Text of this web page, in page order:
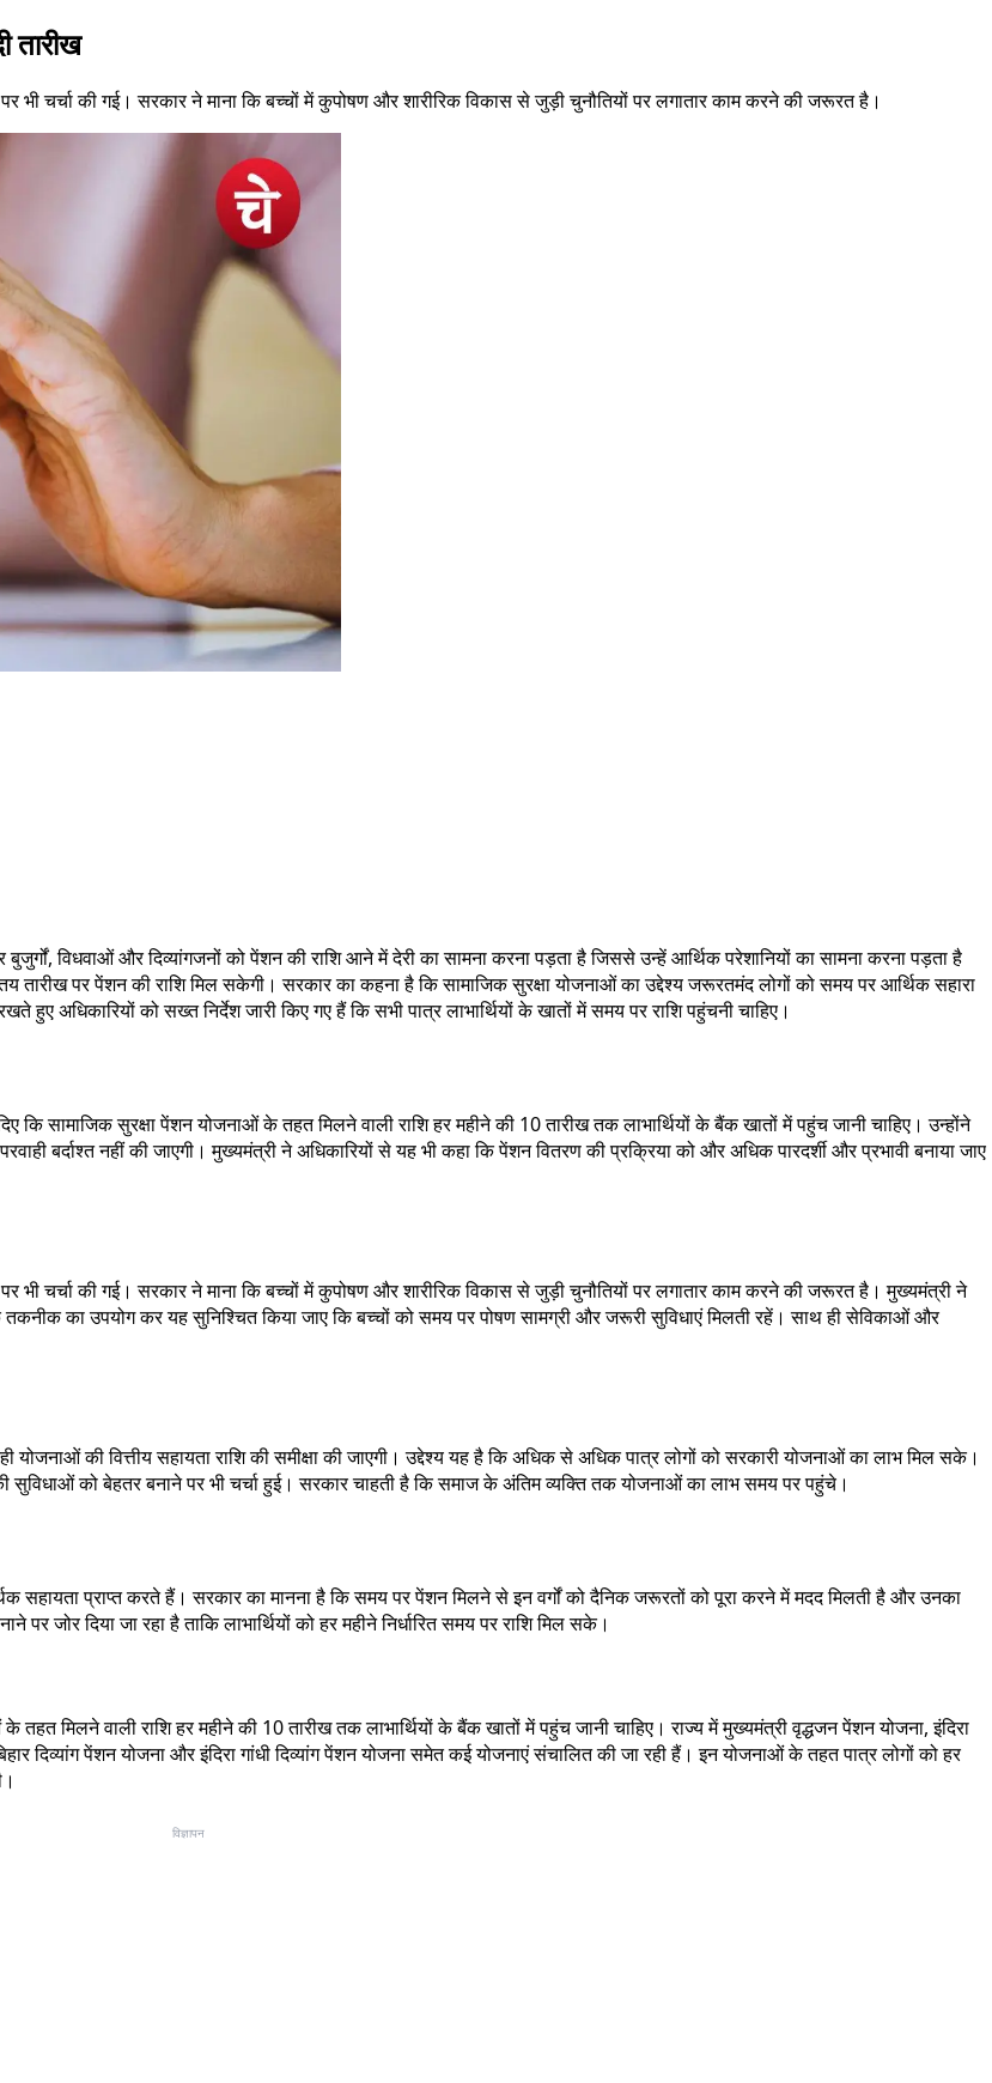
तारीख
भी चर्चा की गई। सरकार ने माना कि बच्चों में कुपोषण और शारीरिक विकास से जुड़ी चुनौतियों पर लगातार काम करने की जरूरत है।
विधवाओं और दिव्यांगजनों को पेंशन की राशि आने में देरी का सामना करना पड़ता है जिससे उन्हें आर्थिक परेशानियों का सामना करना पड़ता है
तारीख पर पेंशन की राशि मिल सकेगी। सरकार का कहना है कि सामाजिक सुरक्षा योजनाओं का उद्देश्य जरूरतमंद लोगों को समय पर आर्थिक सहारा
अधिकारियों को सख्त निर्देश जारी किए गए हैं कि सभी पात्र लाभार्थियों के खातों में समय पर राशि पहुंचनी चाहिए।
कि सामाजिक सुरक्षा पेंशन योजनाओं के तहत मिलने वाली राशि हर महीने की 10 तारीख तक लाभार्थियों के बैंक खातों में पहुंच जानी चाहिए। उन्होंने
बर्दाश्त नहीं की जाएगी। मुख्यमंत्री ने अधिकारियों से यह भी कहा कि पेंशन वितरण की प्रक्रिया को और अधिक पारदर्शी और प्रभावी बनाया जाए
भी चर्चा की गई। सरकार ने माना कि बच्चों में कुपोषण और शारीरिक विकास से जुड़ी चुनौतियों पर लगातार काम करने की जरूरत है। मुख्यमंत्री ने
तकनीक का उपयोग कर यह सुनिश्चित किया जाए कि बच्चों को समय पर पोषण सामग्री और जरूरी सुविधाएं मिलती रहें। साथ ही सेविकाओं और
की वित्तीय सहायता राशि की समीक्षा की जाएगी। उद्देश्य यह है कि अधिक से अधिक पात्र लोगों को सरकारी योजनाओं का लाभ मिल सके।
को बेहतर बनाने पर भी चर्चा हुई। सरकार चाहती है कि समाज के अंतिम व्यक्ति तक योजनाओं का लाभ समय पर पहुंचे।
सहायता प्राप्त करते हैं। सरकार का मानना है कि समय पर पेंशन मिलने से इन वर्गों को दैनिक जरूरतों को पूरा करने में मदद मिलती है और उनका
दिया जा रहा है ताकि लाभार्थियों को हर महीने निर्धारित समय पर राशि मिल सके।
तहत मिलने वाली राशि हर महीने की 10 तारीख तक लाभार्थियों के बैंक खातों में पहुंच जानी चाहिए। राज्य में मुख्यमंत्री वृद्धजन पेंशन योजना, इंदिरा
दिव्यांग पेंशन योजना और इंदिरा गांधी दिव्यांग पेंशन योजना समेत कई योजनाएं संचालित की जा रही हैं। इन योजनाओं के तहत पात्र लोगों को हर
विज्ञापन